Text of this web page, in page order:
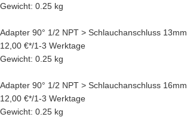
Gewicht: 0.25 kg
Adapter 90° 1/2 NPT > Schlauchanschluss 13mm
12,00 €*/1-3 Werktage
Gewicht: 0.25 kg
Adapter 90° 1/2 NPT > Schlauchanschluss 16mm
12,00 €*/1-3 Werktage
Gewicht: 0.25 kg